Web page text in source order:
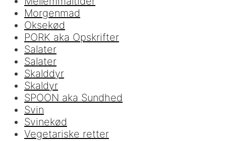
Morgenmad
Oksekød
PORK aka Opskrifter
Salater
Salater
Skalddyr
Skaldyr
SPOON aka Sundhed
Svin
Svinekød
Vegetariske retter